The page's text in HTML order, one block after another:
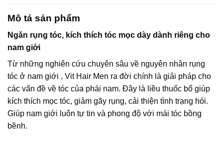
Mô tả sản phẩm
Ngăn rụng tóc, kích thích tóc mọc dày dành riêng cho
nam giới
Từ những nghiên cứu chuyên sâu về nguyên nhân rụng
tóc ở nam giới , Vit Hair Men ra đời chính là giải pháp cho
các vấn đề về tóc của phái nam. Đây là liều thuốc bổ giúp
kích thích mọc tóc, giảm gãy rụng, cải thiện tình trạng hói.
Giúp nam giới luôn tự tin và phong độ với mái tóc bồng
bềnh.